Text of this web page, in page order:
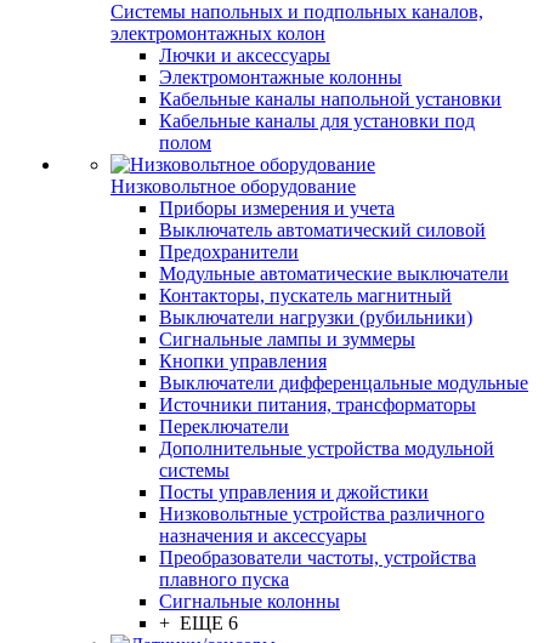
Системы напольных и подпольных каналов,
электромонтажных колон
Лючки и аксессуары
Электромонтажные колонны
Кабельные каналы напольной установки
Кабельные каналы для установки под
полом
Низковольтное оборудование
Приборы измерения и учета
Выключатель автоматический силовой
Предохранители
Модульные автоматические выключатели
Контакторы, пускатель магнитный
Выключатели нагрузки (рубильники)
Сигнальные лампы и зуммеры
Кнопки управления
Выключатели дифференцальные модульные
Источники питания, трансформаторы
Переключатели
Дополнительные устройства модульной
системы
Посты управления и джойстики
Низковольтные устройства различного
назначения и аксессуары
Преобразователи частоты, устройства
плавного пуска
Сигнальные колонны
+ ЕЩЕ 6